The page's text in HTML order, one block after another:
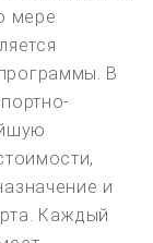
мере
В
и
Каждый